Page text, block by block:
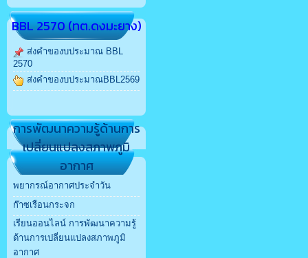
BBL 2570 (ทต.ดงมะยาง)
ส่งคำของบประมาณ BBL
2570
ส่งคำของบประมาณBBL2569
การพัฒนาความรู้ด้านการ
เปลี่ยนแปลงสภาพภูมิ
อากาศ
พยากรณ์อากาศประจำวัน
ก๊าซเรือนกระจก
เรียนออนไลน์ การพัฒนาความรู้
ด้านการเปลี่ยนแปลงสภาพภูมิ
อากาศ